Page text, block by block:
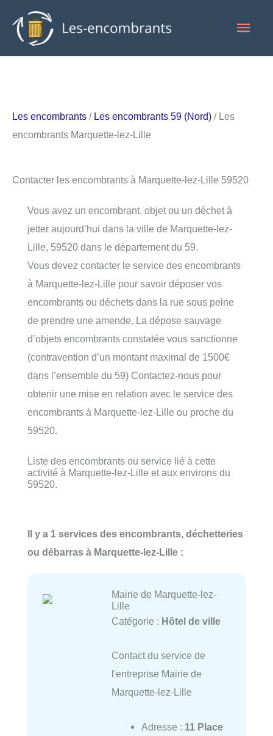
contenu
Les encombrants / Les encombrants 59 (Nord) / Les
encombrants Marquette-lez-Lille
Contacter les encombrants à Marquette-lez-Lille 59520
Vous avez un encombrant, objet ou un déchet à
jetter aujourd’hui dans la ville de Marquette-lez-
Lille, 59520 dans le département du 59.
Vous devez contacter le service des encombrants
à Marquette-lez-Lille pour savoir déposer vos
encombrants ou déchets dans la rue sous peine
de prendre une amende. La dépose sauvage
d’objets encombrants constatée vous sanctionne
(contravention d’un montant maximal de 1500€
dans l’ensemble du 59) Contactez-nous pour
obtenir une mise en relation avec le service des
encombrants à Marquette-lez-Lille ou proche du
59520.
Liste des encombrants ou service lié à cette
activité à Marquette-lez-Lille et aux environs du
59520.
Il y a 1 services des encombrants, déchetteries
ou débarras à Marquette-lez-Lille :
Mairie de Marquette-lez-
Lille
Catégorie : Hôtel de ville
Contact du service de
l'entreprise Mairie de
Marquette-lez-Lille
Adresse : 11 Place